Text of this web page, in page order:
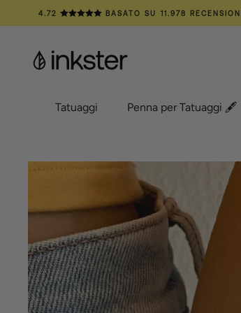
al
4.72 BASATO SU 11.978 RECENSIONI
Tatuaggi
Tatuaggi
Penna per Tatuaggi 🖋️
Penna per Tatuaggi 🖋️